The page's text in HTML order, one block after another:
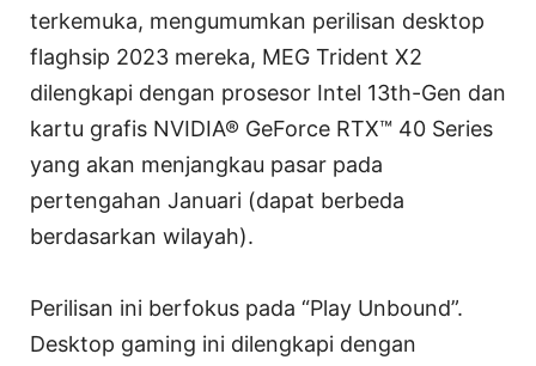
terkemuka, mengumumkan perilisan desktop
flaghsip 2023 mereka, MEG Trident X2
dilengkapi dengan prosesor Intel 13th-Gen dan
kartu grafis NVIDIA® GeForce RTX™ 40 Series
yang akan menjangkau pasar pada
pertengahan Januari (dapat berbeda
berdasarkan wilayah).
Perilisan ini berfokus pada “Play Unbound”.
Desktop gaming ini dilengkapi dengan